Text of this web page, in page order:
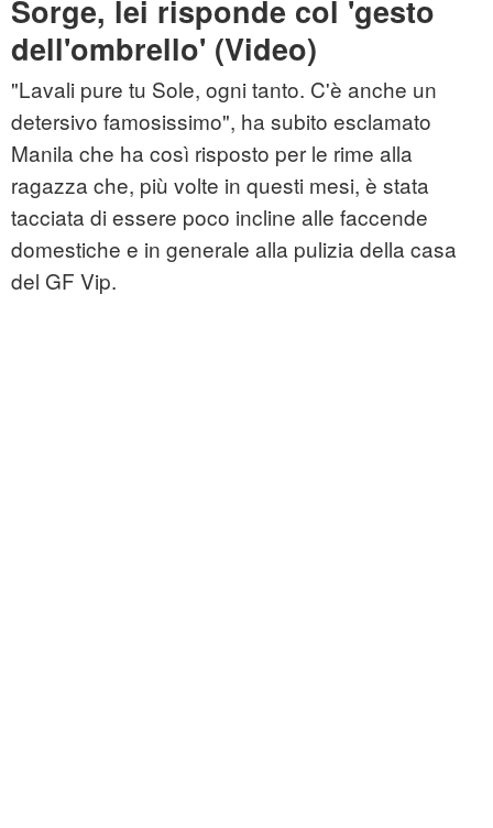
Sorge, lei risponde col 'gesto
dell'ombrello' (Video)
"Lavali pure tu Sole, ogni tanto. C'è anche un
detersivo famosissimo", ha subito esclamato
Manila che ha così risposto per le rime alla
ragazza che, più volte in questi mesi, è stata
tacciata di essere poco incline alle faccende
domestiche e in generale alla pulizia della casa
del GF Vip.